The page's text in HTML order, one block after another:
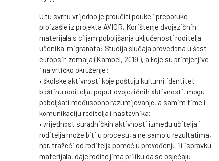
U tu svrhu vrijedno je proučiti pouke i preporuke
proizašle iz projekta AVIOR, Korištenje dvojezičnih
materijala s ciljem poboljšanja uključenosti roditelja
učenika-migranata: Studija slučaja provedena u šest
europsih zemalja (Kambel, 2019.), a koje su primjenjive
i na vrtićko okruženje:
• školske aktivnosti koje poštuju kulturni identitet i
baštinu roditelja, poput dvojezičnih aktivnosti, mogu
poboljšati međusobno razumijevanje, a samim time i
komunikaciju roditelja i nastavnika;
• vrijednost suradničkih aktivnosti između učitelja i
roditelja može biti u procesu, a ne samo u rezultatima,
npr. tražeći od roditelja pomoć u prevođenju ili ispravku
materijala, daje roditeljima priliku da se osjećaju